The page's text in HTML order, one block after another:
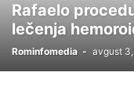
Rafaelo
lečenja
Rominfomedia - avgust